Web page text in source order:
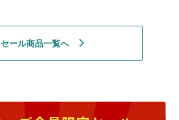
セール商品一覧へ